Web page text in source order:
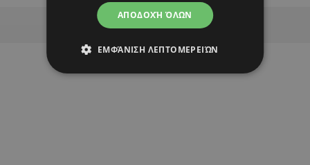
AdvertisementΑΠΟΔΟΧΉ ΌΛΩΝ
ΕΜΦΆΝΙΣΗ ΛΕΠΤΟΜΕΡΕΙΏΝ